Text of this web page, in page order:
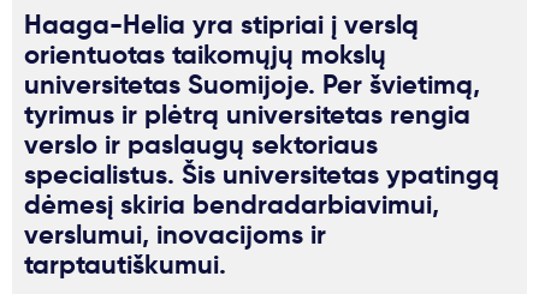
Haaga-Helia yra stipriai į verslą
orientuotas taikomųjų mokslų
universitetas Suomijoje. Per švietimą,
tyrimus ir plėtrą universitetas rengia
verslo ir paslaugų sektoriaus
specialistus. Šis universitetas ypatingą
dėmesį skiria bendradarbiavimui,
verslumui, inovacijoms ir
tarptautiškumui.